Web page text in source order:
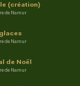
(création)
de Namur
de Namur
de Noël
de Namur